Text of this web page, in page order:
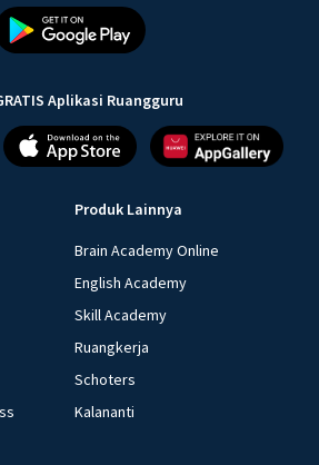
Aplikasi Ruangguru
Produk Lainnya
Brain Academy Online
English Academy
Skill Academy
Ruangkerja
Schoters
Kalananti